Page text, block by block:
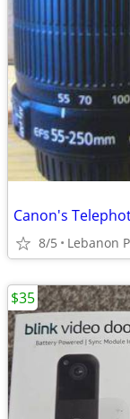
8/5 Lebanon
$35